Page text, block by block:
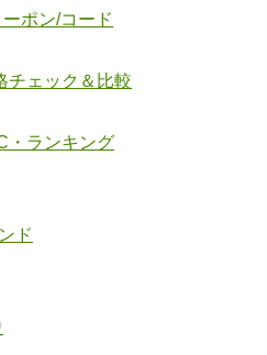
ポン/コード
チェック＆比較
・ランキング
ド